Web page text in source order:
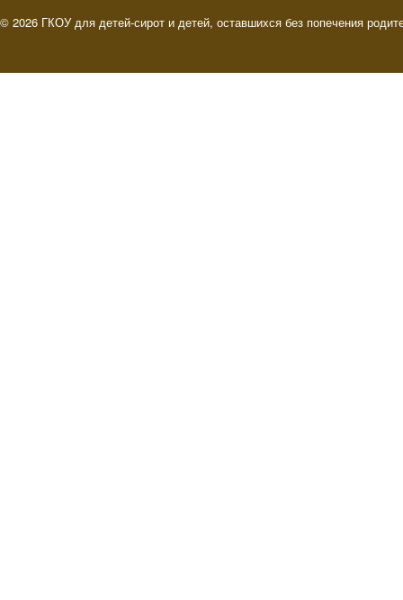
© 2026 ГКОУ для детей-сирот и детей, оставшихся без попечения